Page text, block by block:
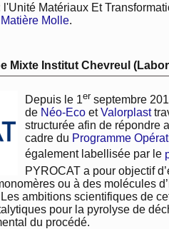
Matériaux Et
Molle.
Mixte Institut Chevreul
Depuis le 1er septembre
de Néo-Eco etValorplast
structurée afin de répondre
cadre du Programme
également labellisée par le
PYROCAT a pour objectif
ou à des molécules
ambitions scientifiques de
pour la pyrolyse de
du procédé.